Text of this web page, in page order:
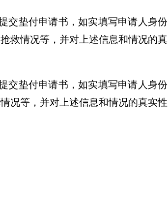
交垫付申请书，如实填写申请人身份
救情况等，并对上述信息和情况的真
交垫付申请书，如实填写申请人身份
况等，并对上述信息和情况的真实性